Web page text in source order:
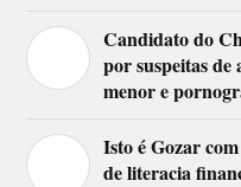
Candidato do
por suspeitas de
menor e
Isto é Gozar
de literacia